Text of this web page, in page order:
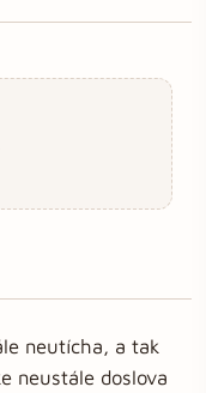
neutícha, a tak
neustále doslova